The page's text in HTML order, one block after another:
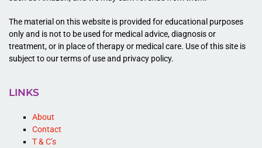
The material on this website is provided for educational purposes
only and is not to be used for medical advice, diagnosis or
treatment, or in place of therapy or medical care. Use of this site is
subject to our terms of use and privacy policy.
LINKS
About
Contact
T & C’s